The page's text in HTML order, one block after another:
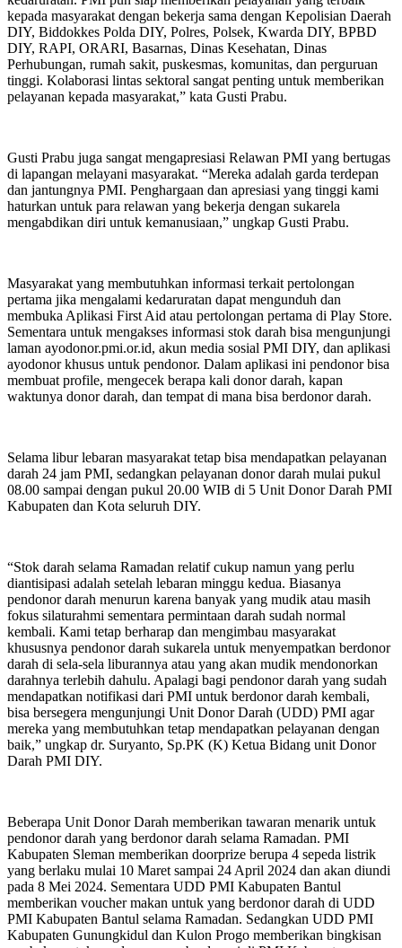
kepada masyarakat dengan bekerja sama dengan Kepolisian Daerah
DIY, Biddokkes Polda DIY, Polres, Polsek, Kwarda DIY, BPBD
DIY, RAPI, ORARI, Basarnas, Dinas Kesehatan, Dinas
Perhubungan, rumah sakit, puskesmas, komunitas, dan perguruan
tinggi. Kolaborasi lintas sektoral sangat penting untuk memberikan
pelayanan kepada masyarakat,” kata Gusti Prabu.
Gusti Prabu juga sangat mengapresiasi Relawan PMI yang bertugas
di lapangan melayani masyarakat. “Mereka adalah garda terdepan
dan jantungnya PMI. Penghargaan dan apresiasi yang tinggi kami
haturkan untuk para relawan yang bekerja dengan sukarela
mengabdikan diri untuk kemanusiaan,” ungkap Gusti Prabu.
Masyarakat yang membutuhkan informasi terkait pertolongan
pertama jika mengalami kedaruratan dapat mengunduh dan
membuka Aplikasi First Aid atau pertolongan pertama di Play Store.
Sementara untuk mengakses informasi stok darah bisa mengunjungi
laman ayodonor.pmi.or.id, akun media sosial PMI DIY, dan aplikasi
ayodonor khusus untuk pendonor. Dalam aplikasi ini pendonor bisa
membuat profile, mengecek berapa kali donor darah, kapan
waktunya donor darah, dan tempat di mana bisa berdonor darah.
Selama libur lebaran masyarakat tetap bisa mendapatkan pelayanan
darah 24 jam PMI, sedangkan pelayanan donor darah mulai pukul
08.00 sampai dengan pukul 20.00 WIB di 5 Unit Donor Darah PMI
Kabupaten dan Kota seluruh DIY.
“Stok darah selama Ramadan relatif cukup namun yang perlu
diantisipasi adalah setelah lebaran minggu kedua. Biasanya
pendonor darah menurun karena banyak yang mudik atau masih
fokus silaturahmi sementara permintaan darah sudah normal
kembali. Kami tetap berharap dan mengimbau masyarakat
khususnya pendonor darah sukarela untuk menyempatkan berdonor
darah di sela-sela liburannya atau yang akan mudik mendonorkan
darahnya terlebih dahulu. Apalagi bagi pendonor darah yang sudah
mendapatkan notifikasi dari PMI untuk berdonor darah kembali,
bisa bersegera mengunjungi Unit Donor Darah (UDD) PMI agar
mereka yang membutuhkan tetap mendapatkan pelayanan dengan
baik,” ungkap dr. Suryanto, Sp.PK (K) Ketua Bidang unit Donor
Darah PMI DIY.
Beberapa Unit Donor Darah memberikan tawaran menarik untuk
pendonor darah yang berdonor darah selama Ramadan. PMI
Kabupaten Sleman memberikan doorprize berupa 4 sepeda listrik
yang berlaku mulai 10 Maret sampai 24 April 2024 dan akan diundi
pada 8 Mei 2024. Sementara UDD PMI Kabupaten Bantul
memberikan voucher makan untuk yang berdonor darah di UDD
PMI Kabupaten Bantul selama Ramadan. Sedangkan UDD PMI
Kabupaten Gunungkidul dan Kulon Progo memberikan bingkisan